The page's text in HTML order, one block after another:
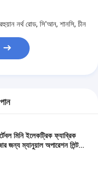
নর্থ রোড, সি'আন, শানসি, চীন
মিনি ইলেকট্রিক ফ্যাব্রিক
জন্য ম্যানুয়াল অপারেশন লিন্ট